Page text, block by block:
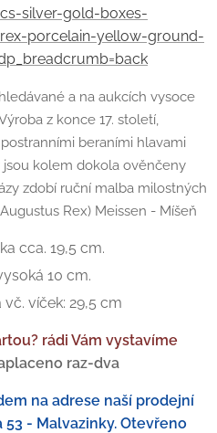
silver-gold-boxes-
porcelain-yellow-ground-
a na aukcích vysoce
z konce 17. století,
beraními hlavami
jsou kolem dokola ověnčeny
zdobí ruční malba milostných
Rex) Meissen - Míšeň
cca. 19,5 cm.
10 cm.
víček: 29,5 cm
rádi Vám vystavíme
raz-dva
na adrese naší prodejní
53 - Malvazinky. Otevřeno